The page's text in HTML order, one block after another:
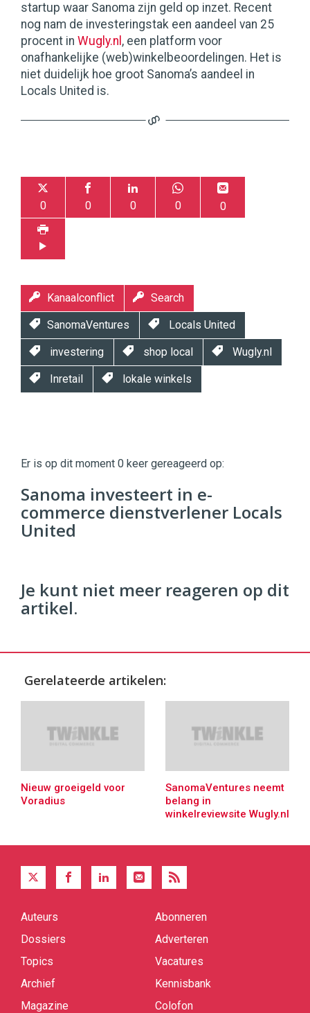
startup waar Sanoma zijn geld op inzet. Recent
nog nam de investeringstak een aandeel van 25
procent in Wugly.nl , een platform voor
onafhankelijke (web)winkelbeoordelingen. Het is
niet duidelijk hoe groot Sanoma’s aandeel in
Locals United is.
0 0 0 0 0
Kanaalconflict Search
SanomaVentures Locals United
investering shop local Wugly.nl
Inretail lokale winkels
|
Digital
Commercehttps://twinklemagazine.nl
9654
Er is op dit moment 0 keer gereageerd op:
Sanoma investeert in e-
commerce dienstverlener Locals
United
Je kunt niet meer reageren op dit
artikel.
Gerelateerde artikelen:
Nieuw groeigeld voor
Voradius
SanomaVentures neemt
belang in
winkelreviewsite Wugly.nl
Quick
Auteurs
Dossiers
Topics
Archief
Magazine
Abonneren
Adverteren
Vacatures
Kennisbank
Colofon